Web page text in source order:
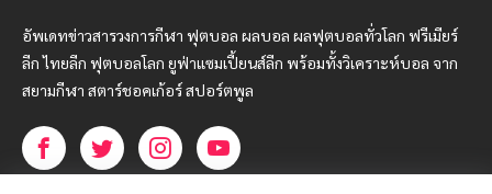
อัพเดทข่าวสารวงการกีฬา ฟุตบอล ผลบอล ผลฟุตบอลทั่วโลก ฟรีเมียร์
ลีก ไทยลีก ฟุตบอลโลก ยูฟ่าแซมเปี้ยนส์ลีก พร้อมทั้งวิเคราะห์บอล จาก
สยามกีฬา สตาร์ชอคเก้อร์ สปอร์ตพูล